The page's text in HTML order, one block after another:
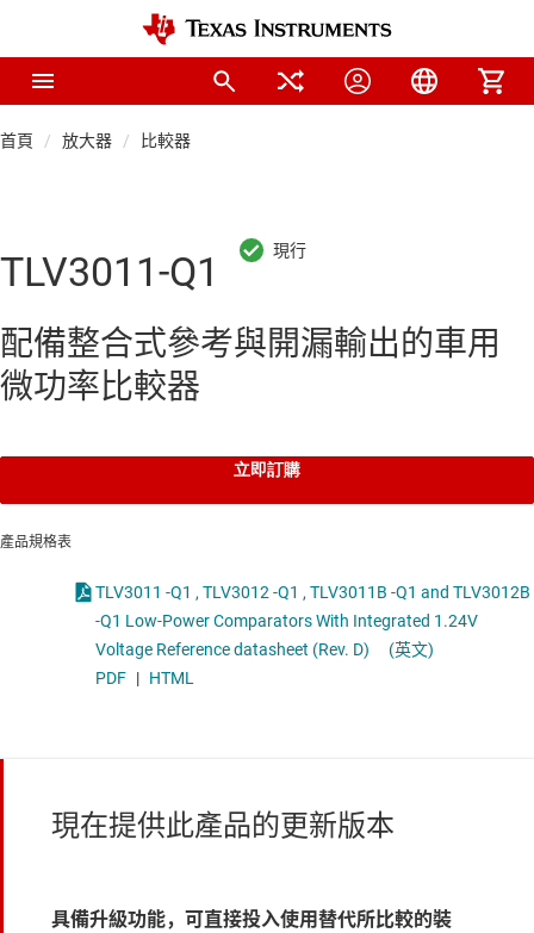
首頁 放大器 比較器
TLV3011-Q1
配備整合式參考與開漏輸出的車用
微功率比較器
立即訂購
產品規格表
TLV3011 -Q1 , TLV3012 -Q1 , TLV3011B -Q1 and TLV3012B
-Q1 Low-Power Comparators With Integrated 1.24V
Voltage Reference datasheet (Rev. D)
(英文)
PDF | HTML
現在提供此產品的更新版本
具備升級功能，可直接投入使用替代所比較的裝